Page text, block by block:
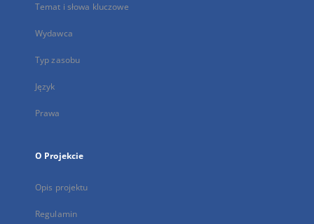
Temat i słowa kluczowe
Wydawca
Typ zasobu
Język
Prawa
O Projekcie
Opis projektu
Regulamin